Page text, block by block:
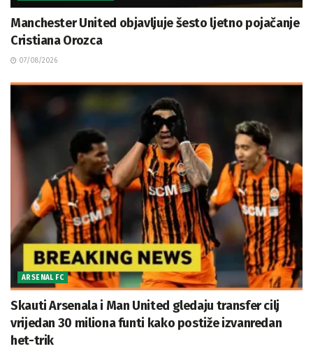
Manchester United objavljuje šesto ljetno pojačanje
Cristiana Orozca
07/08/2026
ARSENAL FC
Skauti Arsenala i Man United gledaju transfer cilj
vrijedan 30 miliona funti kako postiže izvanredan
het-trik